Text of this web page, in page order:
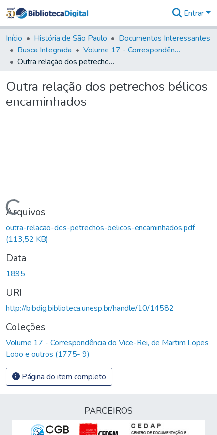
&
Coleções
Tudo na
Biblioteca
Estatísticas
Entrar
Início História de São Paulo
Documentos Interessantes
Busca Integrada
Volume 17 - Correspondência do Vice-Rei, de Martim Lopes Lobo e outros (1775- 9)
Outra relação dos petrechos bélicos encaminhados
Outra relação dos petrechos bélicos
encaminhados
Carregando...
Arquivos
outra-relacao-dos-petrechos-belicos-encaminhados.pdf
(113,52 KB)
Data
1895
URI
http://bibdig.biblioteca.unesp.br/handle/10/14582
Coleções
Volume 17 - Correspondência do Vice-Rei, de Martim Lopes
Lobo e outros (1775- 9)
Página do item completo
PARCEIROS